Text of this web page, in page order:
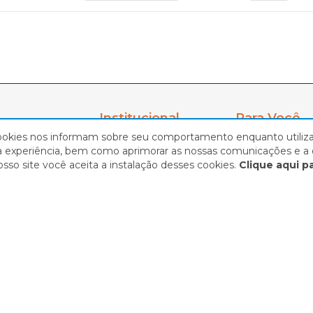
e
com o
Institucional
Sobre Nós
Formas de Pagto
Para Você
Minha Conta
Meus
nos informam sobre seu comportamento enquanto
experiência, bem como aprimorar as nossas comunicações e a
site você aceita a instalação desses cookies. Clique aqui